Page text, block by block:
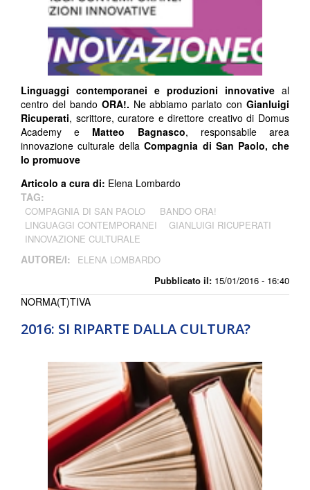
Pubblicato il: 15/01/2016 - 16:40
Linguaggi contemporanei e produzioni innovative al
centro del bando ORA!. Ne abbiamo parlato con Gianluigi
Ricuperati, scrittore, curatore e direttore creativo di Domus
Academy e Matteo Bagnasco, responsabile area
innovazione culturale dellaCompagnia di San Paolo, che
lo promuove
Articolo a cura di: Elena Lombardo
TAG:
COMPAGNIA DI SAN PAOLO
BANDO ORA!
LINGUAGGI CONTEMPORANEI
GIANLUIGI RICUPERATI
INNOVAZIONE CULTURALE
AUTORE/I: ELENA LOMBARDO
2016: SI RIPARTE DALLA CULTURA?
NORMA(T)TIVA